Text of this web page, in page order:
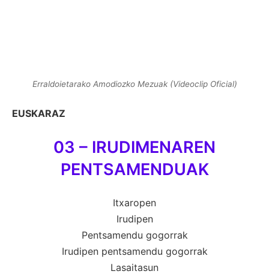
Erraldoietarako Amodiozko Mezuak (Videoclip Oficial)
EUSKARAZ
03 – IRUDIMENAREN
PENTSAMENDUAK
Itxaropen
Irudipen
Pentsamendu gogorrak
Irudipen pentsamendu gogorrak
Lasaitasun